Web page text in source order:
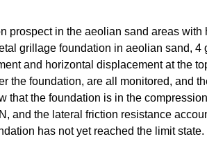
prospect in the aeolian sand areas with
grillage foundation in aeolian sand, 4
and horizontal displacement at the
the foundation, are all monitored, and
that the foundation is in the
and the lateral friction resistance
has not yet reached the limit state.